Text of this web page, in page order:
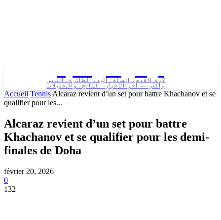
كرة القدم، السلة، اليد، الطائرة، التنس
وأكثر — آخر الأخبار، النتائج، والتحليلات
Accueil Tennis Alcaraz revient d’un set pour battre Khachanov et se
qualifier pour les...
Alcaraz revient d’un set pour battre
Khachanov et se qualifier pour les demi-
finales de Doha
février 20, 2026
0
132